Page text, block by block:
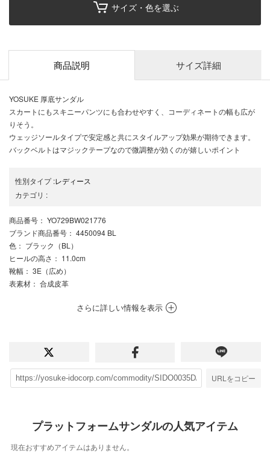
サイズ・色を選ぶ
商品説明 サイズ詳細
YOSUKE 厚底サンダル
スカートにもスキニーパンツにも合わせやすく、コーディネートの幅も広が
りそう。
ウェッジソールタイプで安定感と共にスタイルアップ効果が期待できます。
バックベルトはマジックテープなので微調整が効くのが嬉しいポイント
性別タイプ:レディース
カテゴリ :
商品番号 ： YO729BW021776
ブランド商品番号 ： 4450094 BL
色 ： ブラック（BL）
ヒールの高さ ： 11.0cm
靴幅 ： 3E（広め）
表素材 ： 合成皮革
さらに詳しい情報を表示
URLをコピー
プラットフォームサンダルの人気アイテム
現在おすすめアイテムはありません。